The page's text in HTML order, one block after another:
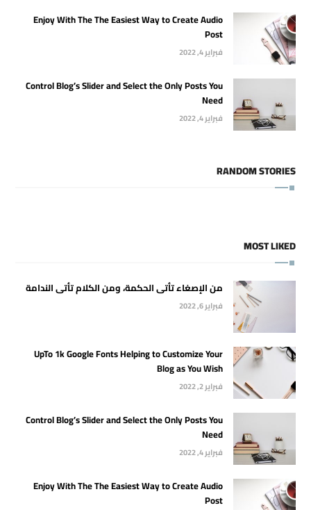
Enjoy With The The Easiest Way to Create Audio
Post
فبراير 4, 2022
Control Blog’s Slider and Select the Only Posts You
Need
فبراير 4, 2022
RANDOM STORIES
MOST LIKED
من الإصغاء تأتى الحكمة، ومن الكلام تأتى الندامة
فبراير 6, 2022
UpTo 1k Google Fonts Helping to Customize Your
Blog as You Wish
فبراير 2, 2022
Control Blog’s Slider and Select the Only Posts You
Need
فبراير 4, 2022
Enjoy With The The Easiest Way to Create Audio
Post